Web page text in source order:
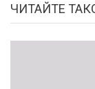
ЧИТАЙТЕ